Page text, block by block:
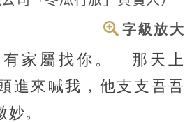
字級放大
有家屬找你。」那天上
進來喊我，他支支吾吾
。